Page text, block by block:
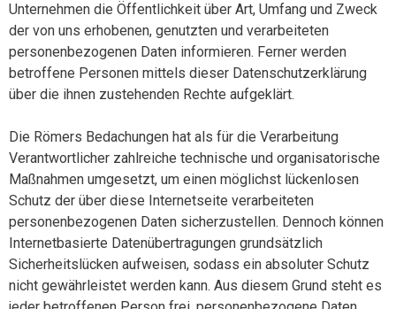
Unternehmen die Öffentlichkeit über Art, Umfang und Zweck
der von uns erhobenen, genutzten und verarbeiteten
personenbezogenen Daten informieren. Ferner werden
betroffene Personen mittels dieser Datenschutzerklärung
über die ihnen zustehenden Rechte aufgeklärt.
Die Römers Bedachungen hat als für die Verarbeitung
Verantwortlicher zahlreiche technische und organisatorische
Maßnahmen umgesetzt, um einen möglichst lückenlosen
Schutz der über diese Internetseite verarbeiteten
personenbezogenen Daten sicherzustellen. Dennoch können
Internetbasierte Datenübertragungen grundsätzlich
Sicherheitslücken aufweisen, sodass ein absoluter Schutz
nicht gewährleistet werden kann. Aus diesem Grund steht es